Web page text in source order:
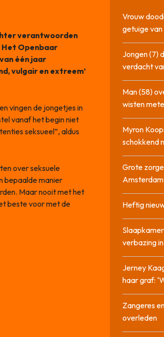
verantwoorden
Het Openbaar
één jaar
vulgair en extreem’
vingen de jongetjes in
vanaf het begin niet
seksueel”, aldus
over seksuele
bepaalde manier
Maar nooit met het
beste voor met de
Vrouw
getuige
Jongen (7)
verdacht
Man (58)
wisten
Myron
schokkend
Grote
Amsterdam
Heftig
verbazing
Jerney
haar graf:
Zangeres
overleden